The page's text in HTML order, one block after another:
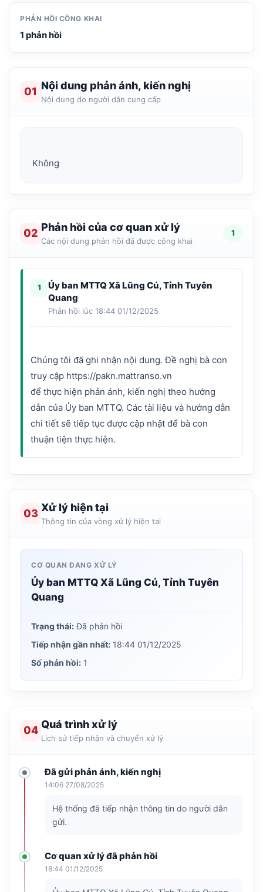
PHẢN HỒI CÔNG KHAI
1 phản hồi
01 Nội dung phản ánh, kiến nghị
Nội dung do người dân cung cấp
02 Phản hồi của cơ quan xử lý
Các nội dung phản hồi đã được công khai
1
1
Ủy ban MTTQ Xã Lũng Cú, Tỉnh Tuyên
Quang
Phản hồi lúc 18:44 01/12/2025
Chúng tôi đã ghi nhận nội dung. Đề nghị bà con
truy cập https://pakn.mattranso.vn
để thực hiện phản ánh, kiến nghị theo hướng
dẫn của Ủy ban MTTQ. Các tài liệu và hướng dẫn
chi tiết sẽ tiếp tục được cập nhật để bà con
03 Xử lý hiện tại
Thông tin của vòng xử lý hiện tại
CƠ QUAN ĐANG XỬ LÝ
Ủy ban MTTQ Xã Lũng Cú, Tỉnh Tuyên
Quang
Trạng thái:Đã phản hồi
Tiếp nhận gần nhất: 18:44 01/12/2025
Số phản hồi: 1
04 Quá trình xử lý
Lịch sử tiếp nhận và chuyển xử lý
Đã gửi phản ánh, kiến nghị
14:06 27/08/2025
Hệ thống đã tiếp nhận thông tin do người dân
gửi.
Cơ quan xử lý đã phản hồi
18:44 01/12/2025